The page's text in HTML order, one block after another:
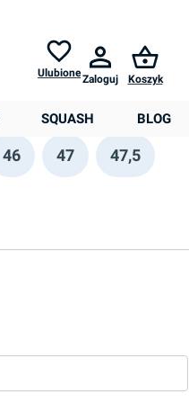
UlubioneZaloguj Koszyk
SQUASH BLOG
46 47 47,5